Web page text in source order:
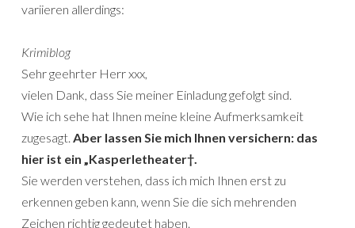
variieren allerdings:
Krimiblog
Sehr geehrter Herr xxx,
vielen Dank, dass Sie meiner Einladung gefolgt sind.
Wie ich sehe hat Ihnen meine kleine Aufmerksamkeit
zugesagt. Aber lassen Sie mich Ihnen versichern: das
hier ist ein „Kasperletheater†.
Sie werden verstehen, dass ich mich Ihnen erst zu
erkennen geben kann, wenn Sie die sich mehrenden
Zeichen richtig gedeutet haben.